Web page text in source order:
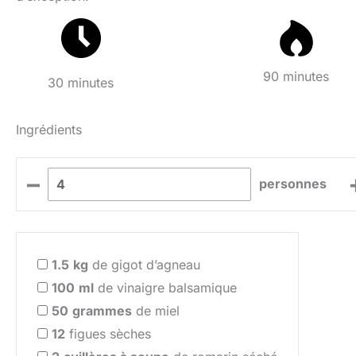
30 minutes 90 minutes
Ingrédients
– personnes
1.5 kg de gigot d’agneau
100 ml de vinaigre balsamique
50 grammes de miel
12 figues sèches